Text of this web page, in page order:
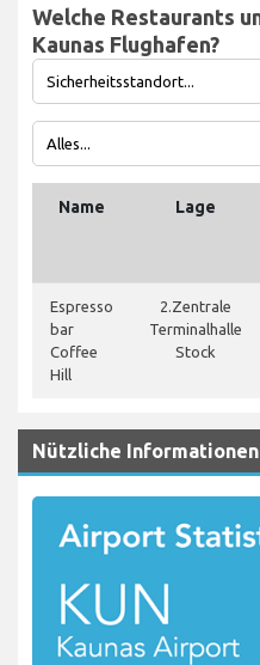
Welche Restaurants
Kaunas Flughafen?
Name Lage
Espresso
bar
Coffee
Hill
2.Zentrale
Terminalhalle
Stock
Nützliche